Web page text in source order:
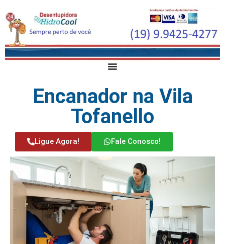
Encanador na Vila
Tofanello
Ligue Agora! Fale Conosco!